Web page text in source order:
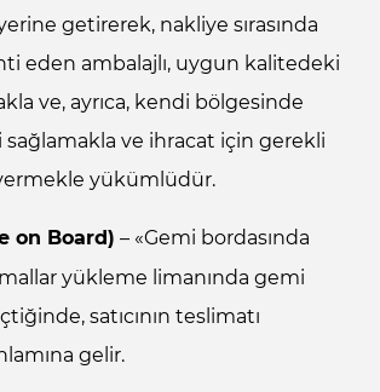
getirerek, nakliye sırasında
eden ambalajlı, uygun kalitedeki
ve, ayrıca, kendi bölgesinde
sağlamakla ve ihracat için gerekli
yükümlüdür.
on Board) – «Gemi bordasında
yükleme limanında gemi
satıcının teslimatı
gelir.